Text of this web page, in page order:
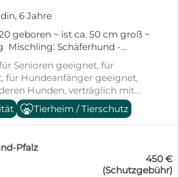
6 Jahre
geboren ~ ist ca. 50 cm groß ~
Mischling: Schäferhund -
(MALINOIS) Tierheim:
Portugal Aktueller Aufenthalt:
Pfalz) Violetas
wurde im Februar 2023
anderen Hunden aus einer
gerettet. Die
schmutzigen Hof sich
kümmerte sich um die
da Milu wurden die Hunde
kastriert (Violeta am 28.02.23)
Senioren geeignet, für
für Hundeanfänger geeignet,
Hunden, verträglich mit
geimpft (mind.
entwurmt, gechipt, mit EU-
dem Tierheim, Stubenrein,
Tierheim / Tierschutz
Pfalz
450 €
(Schutzgebühr)